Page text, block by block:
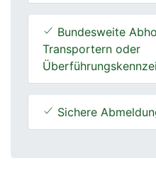
Bundesweite
Transportern oder
Sichere